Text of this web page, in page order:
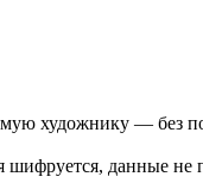
художнику — без
данные